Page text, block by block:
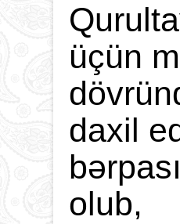
üçün
daxil
olub,